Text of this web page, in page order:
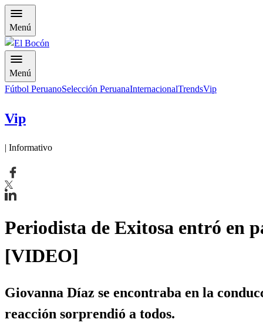
Menú
Menú
Fútbol PeruanoSelección PeruanaInternacionalTrendsVip
Vip
| Informativo
Periodista de Exitosa entró en
[VIDEO]
Giovanna Díaz se encontraba en la
reacción sorprendió a todos.